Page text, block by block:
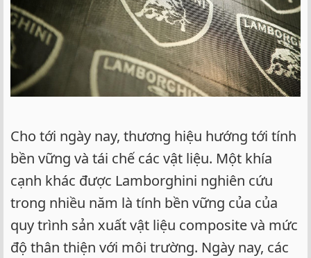
Cho tới ngày nay, thương hiệu hướng tới tính
bền vững và tái chế các vật liệu. Một khía
cạnh khác được Lamborghini nghiên cứu
trong nhiều năm là tính bền vững của của
quy trình sản xuất vật liệu composite và mức
độ thân thiện với môi trường. Ngày nay, các